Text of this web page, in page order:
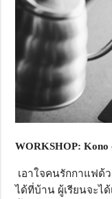
WORKSHOP:
เอาใจคนรักกาแฟด้
ได้ที่บ้าน ผู้เรียนจะไ